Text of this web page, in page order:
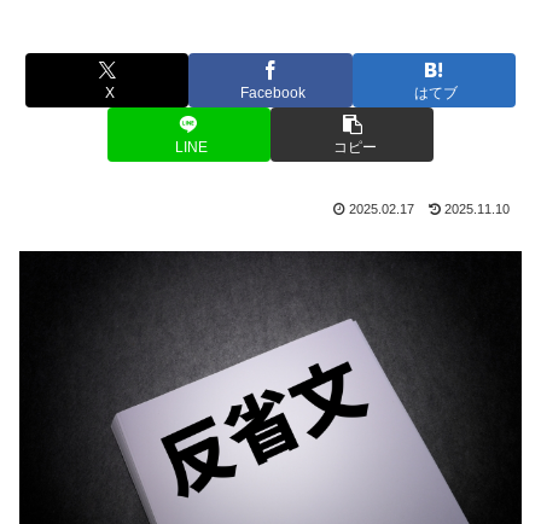
X Facebook はてブ
LINE コピー
2025.02.17 2025.11.10